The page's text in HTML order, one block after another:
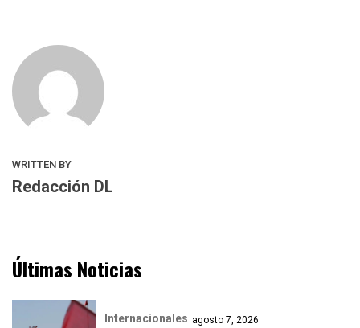
WRITTEN BY
Redacción DL
Últimas Noticias
Internacionales agosto 7, 2026